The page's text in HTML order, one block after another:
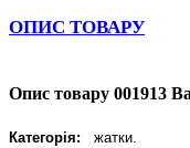
ОПИС ТОВАРУ
Опис товару 001913
Категорія: жатки.